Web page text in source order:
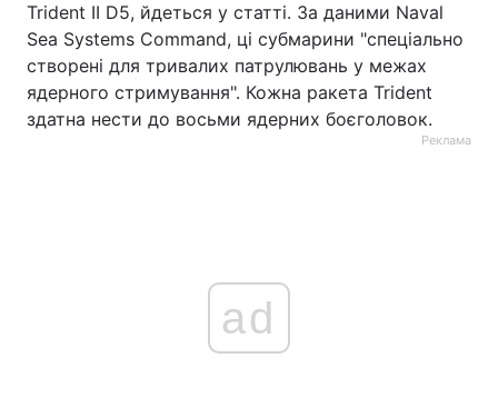
Trident II D5, йдеться у статті. За даними Naval
Sea Systems Command, ці субмарини "спеціально
створені для тривалих патрулювань у межах
ядерного стримування". Кожна ракета Trident
здатна нести до восьми ядерних боєголовок.
Реклама
ad